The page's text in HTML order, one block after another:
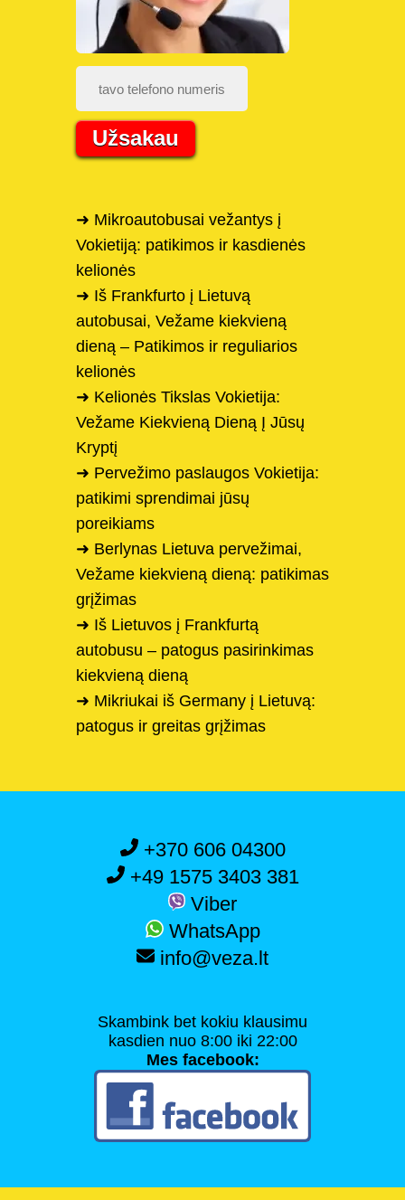
Užsakau
➜ Mikroautobusai vežantys į
Vokietiją: patikimos ir kasdienės
kelionės
➜ Iš Frankfurto į Lietuvą
autobusai, Vežame kiekvieną
dieną – Patikimos ir reguliarios
kelionės
➜ Kelionės Tikslas Vokietija:
Vežame Kiekvieną Dieną Į Jūsų
Kryptį
➜ Pervežimo paslaugos Vokietija:
patikimi sprendimai jūsų
poreikiams
➜ Berlynas Lietuva pervežimai,
Vežame kiekvieną dieną: patikimas
grįžimas
➜ Iš Lietuvos į Frankfurtą
autobusu – patogus pasirinkimas
kiekvieną dieną
➜ Mikriukai iš Germany į Lietuvą:
patogus ir greitas grįžimas
+370 606 04300
+49 1575 3403 381
Viber
WhatsApp
info@veza.lt
Skambink bet kokiu klausimu
kasdien nuo 8:00 iki 22:00
Mes facebook: